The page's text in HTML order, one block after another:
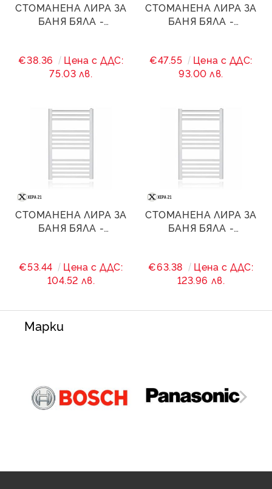
СТОМАНЕНА ЛИРА ЗА
БАНЯ БЯЛА -
€38.36
Цена с ДДС:
75.03 лв.
СТОМАНЕНА ЛИРА ЗА
БАНЯ БЯЛА -
€47.55
Цена с ДДС:
93.00 лв.
СТОМАНЕНА ЛИРА ЗА
БАНЯ БЯЛА -
€53.44
Цена с ДДС:
104.52 лв.
СТОМАНЕНА ЛИРА ЗА
БАНЯ БЯЛА -
€63.38
Цена с ДДС:
123.96 лв.
Марки